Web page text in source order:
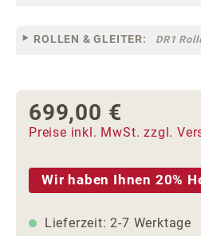
ROLLEN & GLEITER: DR1
Regulärer Preis:
699,00 €
Preise inkl. MwSt. zzgl.
Wir haben Ihnen 20%
Lieferzeit: 2-7 Werktage